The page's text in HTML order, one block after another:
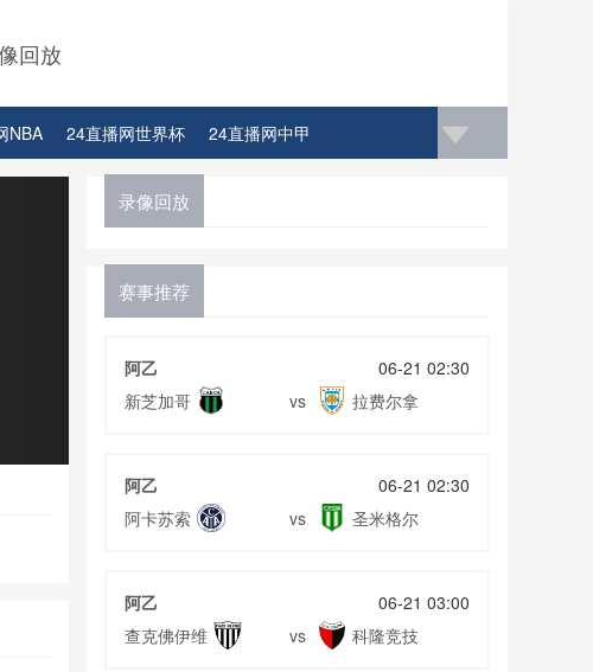
回放
NBA 24直播网世界杯 24直播网中甲
录像回放
赛事推荐
阿乙
06-21 02:30
新芝加哥
vs 拉费尔拿
阿乙
06-21 02:30
阿卡苏索
vs 圣米格尔
阿乙
06-21 03:00
查克佛伊维
vs 科隆竞技